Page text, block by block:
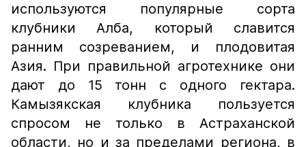
используются популярные сорта
клубники Алба, который славится
ранним созреванием, и плодовитая
Азия. При правильной агротехнике они
дают до 15 тонн с одного гектара.
Камызякская клубника пользуется
спросом не только в Астраханской
области, но и за пределами региона, в